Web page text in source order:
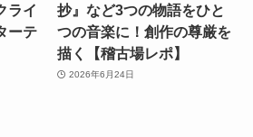
ライ
ーテ
抄』など3つの物語をひと
つの音楽に！創作の尊厳を
描く【稽古場レポ】
2026年6月24日